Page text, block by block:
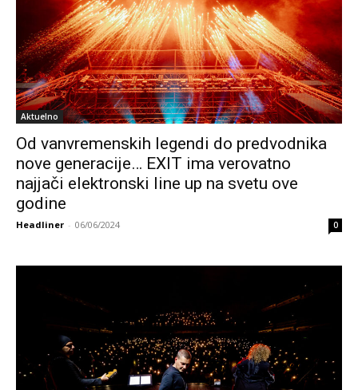
Aktuelno
Od vanvremenskih legendi do predvodnika
nove generacije… EXIT ima verovatno
najjači elektronski line up na svetu ove
godine
Headliner - 06/06/2024 0